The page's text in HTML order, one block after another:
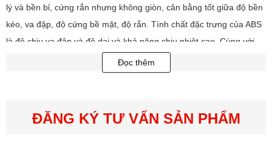
lý và bền bỉ, cứng rắn nhưng không giòn, cân bằng tốt giữa độ bền
kéo, va đập, độ cứng bề mặt, độ rắn. Tính chất đặc trưng của ABS
là độ chịu va đập và độ dai và khả năng chịu nhiệt cao. Cùng với
khung nhôm định hình giúp cho các thiết bị âm thanh bên trong
luôn được đảm bảo khi di chuyển. Chính vì thế mà bạn hoàn toàn
Đọc thêm
ĐĂNG KÝ TƯ VẤN SẢN PHẨM